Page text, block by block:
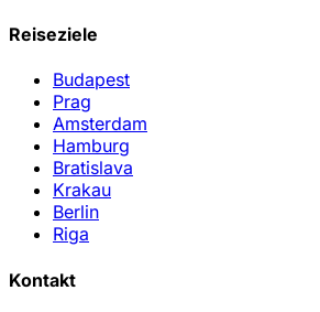
Reiseziele
Budapest
Prag
Amsterdam
Hamburg
Bratislava
Krakau
Berlin
Riga
Kontakt